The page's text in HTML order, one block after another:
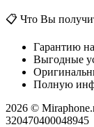
📋 Что Вы
Гарантию
Выгодные
Полную
2026 ©
320470400048945